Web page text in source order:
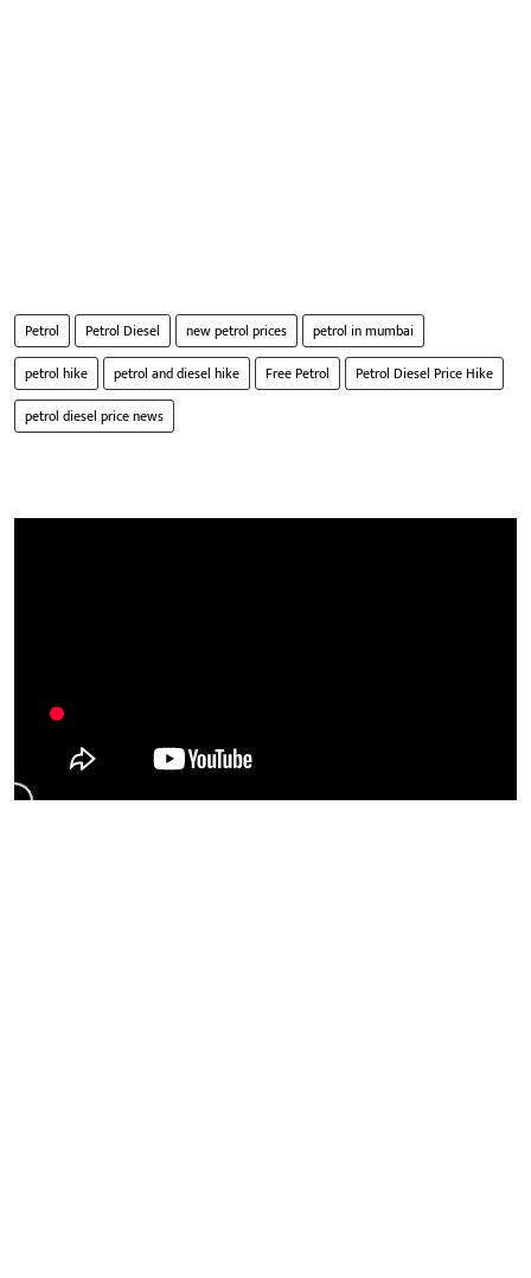
Petrol Petrol Diesel new petrol prices
petrol in mumbai
petrol hike
petrol and diesel hike Free Petrol
Petrol Diesel Price Hike
petrol diesel price news